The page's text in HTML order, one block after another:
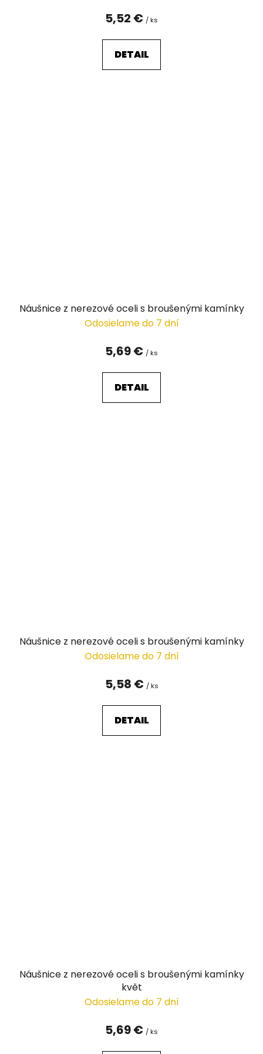
5,52 € / ks
DETAIL
Náušnice z nerezové oceli s broušenými kamínky
Odosielame do 7 dní
5,69 € / ks
DETAIL
Náušnice z nerezové oceli s broušenými kamínky
Odosielame do 7 dní
5,58 € / ks
DETAIL
Náušnice z nerezové oceli s broušenými kamínky
květ
Odosielame do 7 dní
5,69 € / ks